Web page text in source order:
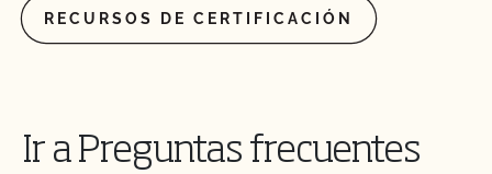
RECURSOS DE CERTIFICACIÓN
Ir a Preguntas frecuentes